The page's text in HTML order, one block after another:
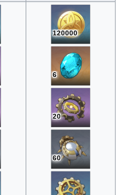
120000
6
20
60